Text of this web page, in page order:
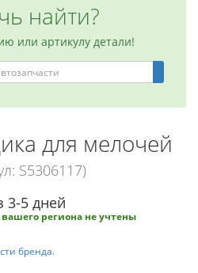
найти?
или артикулу детали!
для мелочей
S5306117)
3-5 дней
региона не учтены
бренда.